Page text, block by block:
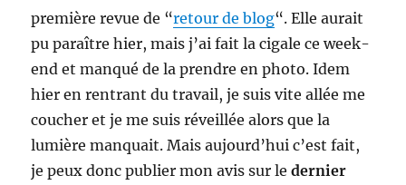
première revue de “retour de blog“. Elle aurait
pu paraître hier, mais j’ai fait la cigale ce week-
end et manqué de la prendre en photo. Idem
hier en rentrant du travail, je suis vite allée me
coucher et je me suis réveillée alors que la
lumière manquait. Mais aujourd’hui c’est fait,
je peux donc publier mon avis sur ledernier